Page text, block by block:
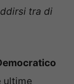
tra di
ultime